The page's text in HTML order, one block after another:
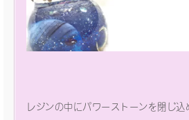
レジンの中にパワーストーンを閉じ込